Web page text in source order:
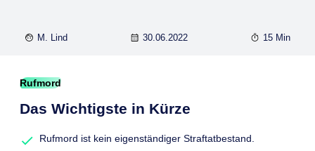
M. Lind 30.06.2022 15 Min
Rufmord
Das Wichtigste in Kürze
Rufmord ist kein eigenständiger Straftatbestand.